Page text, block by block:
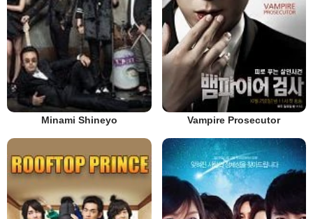
Minami Shineyo Vampire Prosecutor